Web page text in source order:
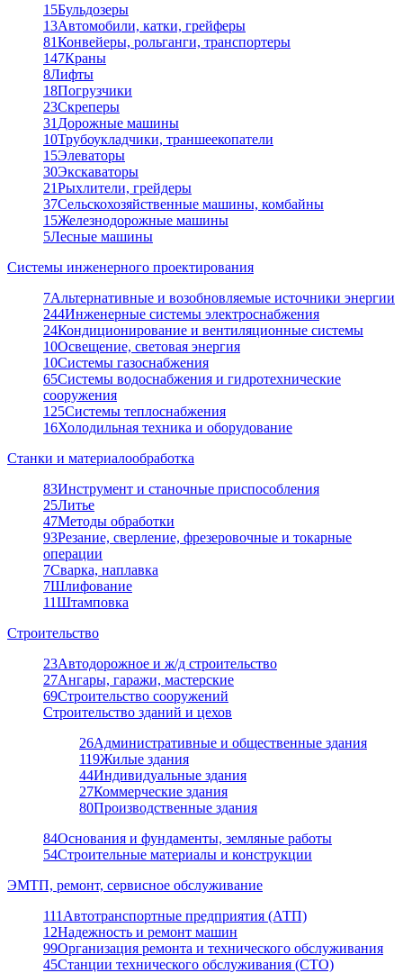
15Бульдозеры
13Автомобили, катки, грейферы
81Конвейеры, рольганги, транспортеры
147Краны
8Лифты
18Погрузчики
23Скреперы
31 Дорожные машины
10Трубоукладчики, траншеекопатели
15Элеваторы
30Экскаваторы
21Рыхлители, грейдеры
37Сельскохозяйственные машины, комбайны
15Железнодорожные машины
5Лесные машины
Системы инженерного проектирования
7Альтернативные и возобновляемые источники энергии
244Инженерные системы электроснабжения
24Кондиционирование и вентиляционные системы
10Освещение, световая энергия
10Системы газоснабжения
65Системы водоснабжения и гидротехнические
сооружения
125Системы теплоснабжения
16Холодильная техника и оборудование
Станки и материалообработка
83Инструмент и станочные приспособления
25Литье
47Методы обработки
93Резание, сверление, фрезеровочные и токарные
операции
7Сварка, наплавка
7Шлифование
11Штамповка
Строительство
23Автодорожное и ж/д строительство
27Ангары, гаражи, мастерские
69Строительство сооружений
Строительство зданий и цехов
26Административные и общественные здания
119Жилые здания
44Индивидуальные здания
27Коммерческие здания
80Производственные здания
84Основания и фундаменты, земляные работы
54Строительные материалы и конструкции
ЭМТП, ремонт, сервисное обслуживание
111 Автотранспортные предприятия (АТП)
12Надежность и ремонт машин
99Организация ремонта и технического обслуживания
45Станции технического обслуживания (СТО)